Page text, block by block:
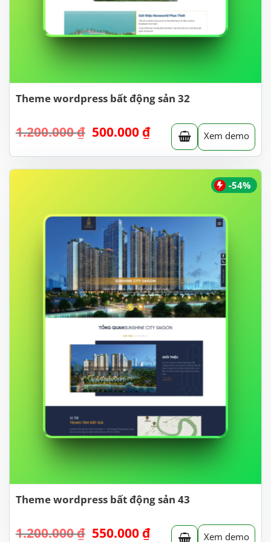
Theme wordpress bất động sản 32
1.200.000₫ Giá
là:
1.200.000 ₫.
500.000 ₫Giá
hiện
tại
là:
Xem demo
-54%
Theme wordpress bất động sản 43
1.200.000₫ Giá
550.000 ₫Giá Xem demo